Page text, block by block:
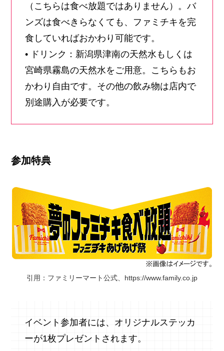
（こちらは食べ放題ではありません）。バ
ンズは食べきらなくても、ファミチキを完
食していればおかわり可能です。
• ドリンク：新潟県津南の天然水もしくは
宮崎県霧島の天然水をご用意。こちらもお
かわり自由です。その他の飲み物は店内で
別途購入が必要です。
参加特典
引用：ファミリーマート公式、https://www.family.co.jp
イベント参加者には、オリジナルステッカ
ーが1枚プレゼントされます。